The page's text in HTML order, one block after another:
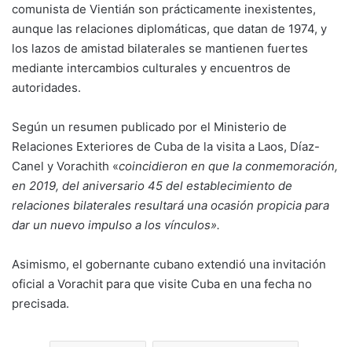
comunista de Vientián son prácticamente inexistentes,
aunque las relaciones diplomáticas, que datan de 1974, y
los lazos de amistad bilaterales se mantienen fuertes
mediante intercambios culturales y encuentros de
autoridades.
Según un resumen publicado por el Ministerio de
Relaciones Exteriores de Cuba de la visita a Laos, Díaz-
Canel y Vorachith «coincidieron en que la conmemoración,
en 2019, del aniversario 45 del establecimiento de
relaciones bilaterales resultará una ocasión propicia para
dar un nuevo impulso a los vínculos».
Asimismo, el gobernante cubano extendió una invitación
oficial a Vorachit para que visite Cuba en una fecha no
precisada.